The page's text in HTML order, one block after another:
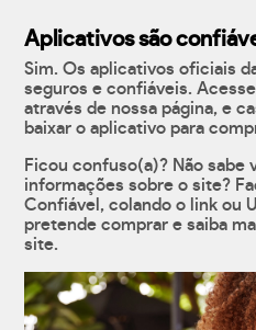
Aplicativos são
Sim. Os aplicativos oficiais
seguros e confiáveis.
através de nossa página, e
baixar o aplicativo para
Ficou confuso(a)? Não sabe
informações sobre o site?
Confiável, colando o link ou
pretende comprar e saiba
site.